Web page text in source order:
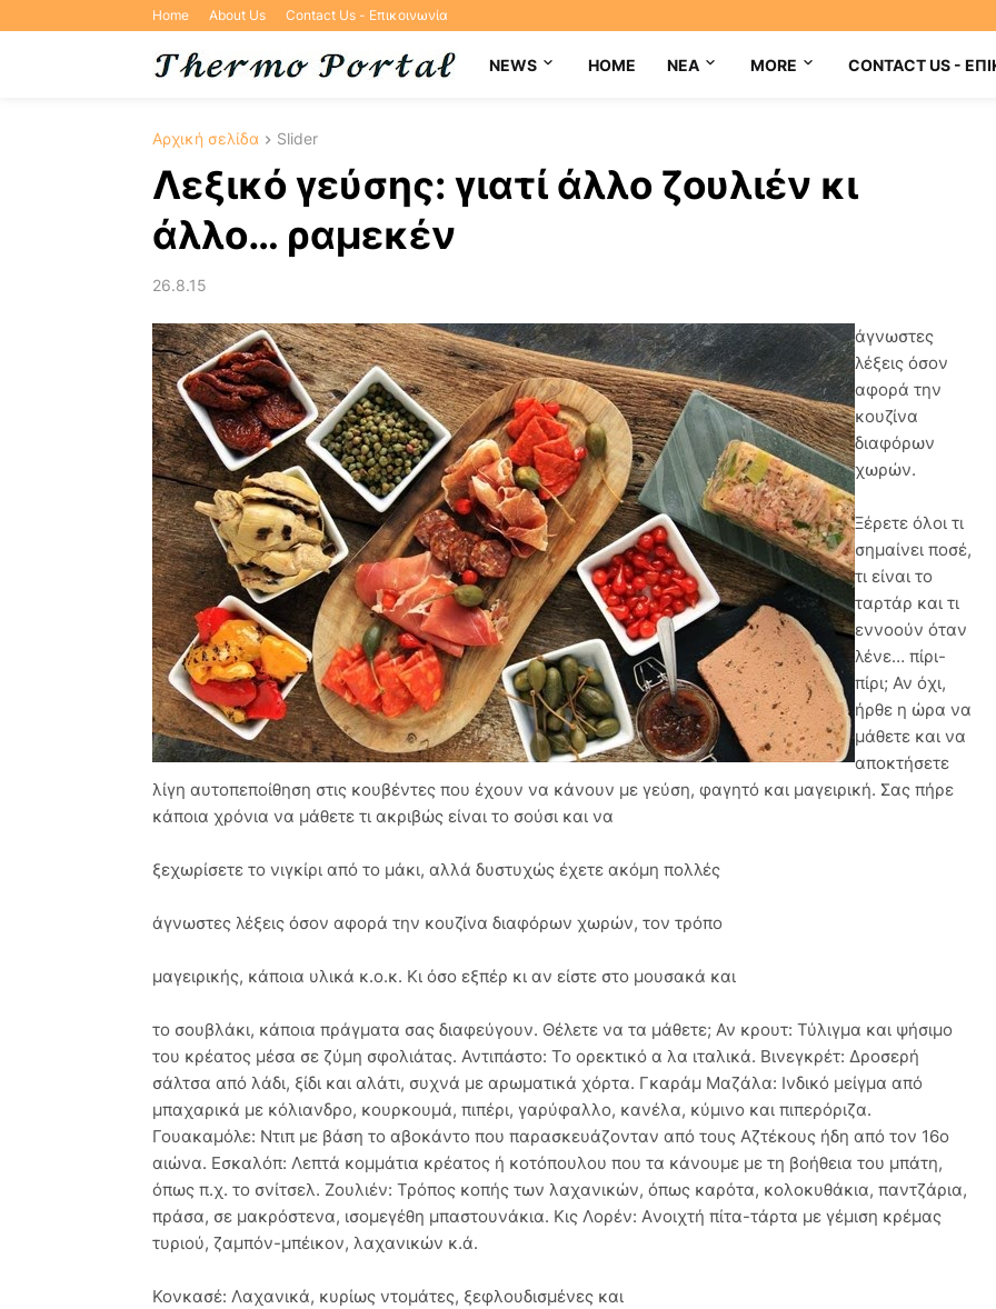
Home About Us Contact Us - Επικοινωνία
NEWS HOME NEA MORE CONTACT US -
Αρχική σελίδα Slider
Λεξικό γεύσης: γιατί άλλο ζουλιέν κι
άλλο… ραμεκέν
26.8.15
άγνωστες
λέξεις όσον
αφορά την
κουζίνα
διαφόρων
χωρών.
Ξέρετε όλοι τι
σημαίνει ποσέ,
τι είναι το
ταρτάρ και τι
εννοούν όταν
λένε… πίρι-
πίρι; Αν όχι,
ήρθε η ώρα να
μάθετε και να
αποκτήσετε
λίγη αυτοπεποίθηση στις κουβέντες που έχουν να κάνουν με γεύση, φαγητό και μαγειρική. Σας πήρε
κάποια χρόνια να μάθετε τι ακριβώς είναι το σούσι και να
ξεχωρίσετε το νιγκίρι από το μάκι, αλλά δυστυχώς έχετε ακόμη πολλές
άγνωστες λέξεις όσον αφορά την κουζίνα διαφόρων χωρών, τον τρόπο
μαγειρικής, κάποια υλικά κ.ο.κ. Κι όσο εξπέρ κι αν είστε στο μουσακά και
το σουβλάκι, κάποια πράγματα σας διαφεύγουν. Θέλετε να τα μάθετε; Αν κρουτ: Τύλιγμα και ψήσιμο
του κρέατος μέσα σε ζύμη σφολιάτας. Αντιπάστο: Το ορεκτικό α λα ιταλικά. Βινεγκρέτ: Δροσερή
σάλτσα από λάδι, ξίδι και αλάτι, συχνά με αρωματικά χόρτα. Γκαράμ Μαζάλα: Ινδικό μείγμα από
μπαχαρικά με κόλιανδρο, κουρκουμά, πιπέρι, γαρύφαλλο, κανέλα, κύμινο και πιπερόριζα.
Γουακαμόλε: Ντιπ με βάση το αβοκάντο που παρασκευάζονταν από τους Αζτέκους ήδη από τον 16ο
αιώνα. Εσκαλόπ: Λεπτά κομμάτια κρέατος ή κοτόπουλου που τα κάνουμε με τη βοήθεια του μπάτη,
όπως π.χ. το σνίτσελ. Ζουλιέν: Τρόπος κοπής των λαχανικών, όπως καρότα, κολοκυθάκια, παντζάρια,
πράσα, σε μακρόστενα, ισομεγέθη μπαστουνάκια. Κις Λορέν: Aνοιχτή πίτα-τάρτα με γέμιση κρέμας
τυριού, ζαμπόν-μπέικον, λαχανικών κ.ά.
Κονκασέ: Λαχανικά, κυρίως ντομάτες, ξεφλουδισμένες και